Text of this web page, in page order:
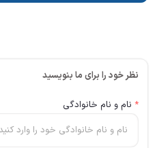
نظر خود را برای ما بنویسید
* نام و نام خانوادگی